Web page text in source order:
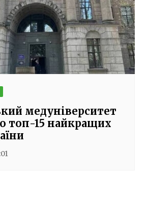
медуніверситет
топ-15 найкращих